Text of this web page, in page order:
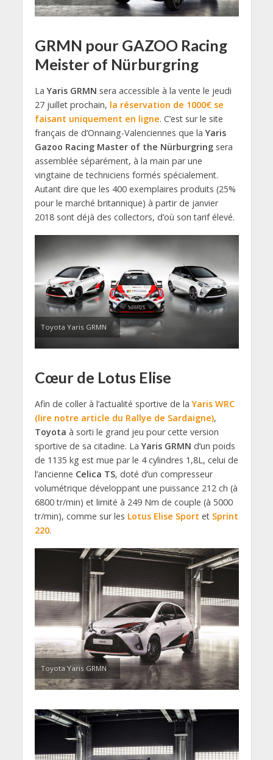
GRMN pour GAZOO Racing
Meister of Nürburgring
LaYaris GRMN sera accessible à la vente le jeudi
27 juillet prochain, la réservation de 1000€ se
faisant uniquement en ligne. C’est sur le site
français de d’Onnaing-Valenciennes que laYaris
Gazoo Racing Master of the Nürburgringsera
assemblée séparément, à la main par une
vingtaine de techniciens formés spécialement.
Autant dire que les 400 exemplaires produits (25%
pour le marché britannique) à partir de janvier
2018 sont déjà des collectors, d’où son tarif élevé.
Toyota Yaris GRMN
Cœur de Lotus Elise
Afin de coller à l’actualité sportive de laYaris WRC
(lire notre article du Rallye de Sardaigne),
Toyota à sorti le grand jeu pour cette version
sportive de sa citadine. LaYaris GRMN d’un poids
de 1135 kg est mue par le 4 cylindres 1,8L, celui de
l’ancienne Celica TS, doté d’un compresseur
volumétrique développant une puissance 212 ch (à
6800 tr/min) et limité à 249 Nm de couple (à 5000
tr/min), comme sur les Lotus Elise Sport et Sprint
220.
Toyota Yaris GRMN